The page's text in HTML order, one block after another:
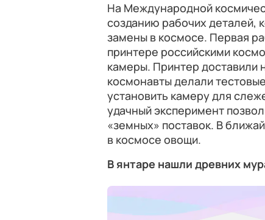
На Международной
созданию рабочих деталей,
замены в космосе. Первая
принтере российскими
камеры. Принтер доставили
космонавты делали
установить камеру для
удачный эксперимент
«земных» поставок. В
в космосе овощи.
В янтаре нашли древних